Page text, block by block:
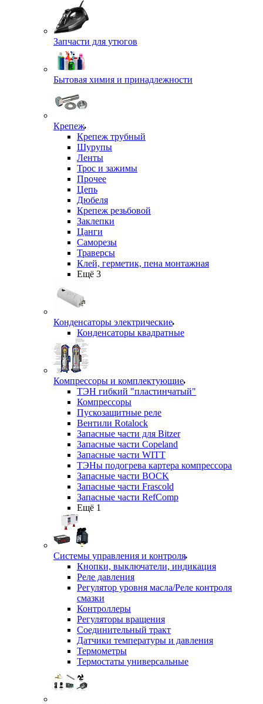
Запчасти для утюгов
Бытовая химия и принадлежности
Крепеж
Крепеж трубный
Шурупы
Ленты
Трос и зажимы
Прочее
Цепь
Дюбеля
Крепеж резьбовой
Заклепки
Цанги
Саморезы
Траверсы
Клей, герметик, пена монтажная
Ещё 3
Конденсаторы электрические
Конденсаторы квадратные
Компрессоры и комплектующие
ТЭН гибкий "пластинчатый"
Компрессоры
Пускозащитные реле
Вентили Rotalock
Запасные части для Bitzer
Запасные части Copeland
Запасные части WITT
ТЭНы подогрева картера компрессора
Запасные части BOCK
Запасные части Frascold
Запасные части RefComp
Ещё 1
Системы управления и контроля
Кнопки, выключатели, индикация
Реле давления
Регулятор уровня масла/Реле контроля
смазки
Контроллеры
Регуляторы вращения
Соединительный тракт
Датчики температуры и давления
Термометры
Термостаты универсальные